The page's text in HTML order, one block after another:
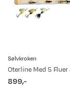
Sølvkroken
price
899,-